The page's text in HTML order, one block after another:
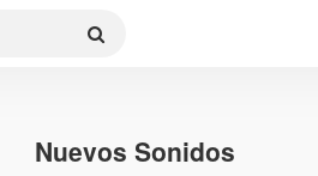
Nuevos Sonidos